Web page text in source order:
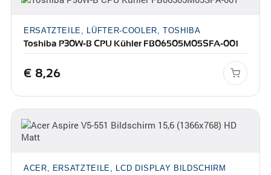
ERSATZTEILE, LÜFTER-COOLER, TOSHIBA
Toshiba P30W-B CPU Kühler FB06505M05SFA-001
€ 8,26
ACER, ERSATZTEILE, LCD DISPLAY BILDSCHIRM